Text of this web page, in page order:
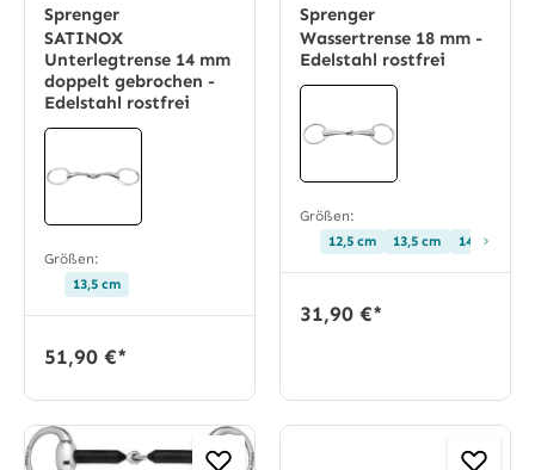
Sprenger
SATINOX
Unterlegtrense 14 mm
doppelt gebrochen -
Edelstahl rostfrei
Größen:
13,5 cm
51,90 €*
Sprenger
Wassertrense 18 mm -
Edelstahl rostfrei
Größen:
12,5 cm
13,5 cm 14,5 cm
›
31,90 €*